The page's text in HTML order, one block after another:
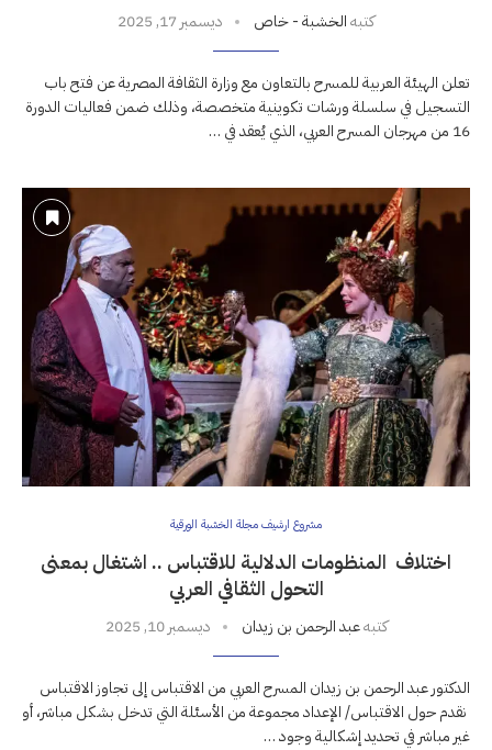
كتبهالخشبة - خاص ديسمبر 17, 2025
تعلن الهيئة العربية للمسرح بالتعاون مع وزارة الثقافة المصرية عن فتح باب
التسجيل في سلسلة ورشات تكوينية متخصصة، وذلك ضمن فعاليات الدورة
16 من مهرجان المسرح العربي، الذي يُعقد في …
مشروع ارشيف مجلة الخشبة الورقية
اختلاف المنظومات الدلالية للاقتباس .. اشتغال بمعنى
التحول الثقافي العربي
كتبهعبد الرحمن بن زيدان ديسمبر 10, 2025
الدكتور عبد الرحمن بن زيدان المسرح العربي من الاقتباس إلى تجاوز الاقتباس
نقدم حول الاقتباس/ الإعداد مجموعة من الأسئلة التي تدخل بشكل مباشر، أو
غير مباشر في تحديد إشكالية وجود …